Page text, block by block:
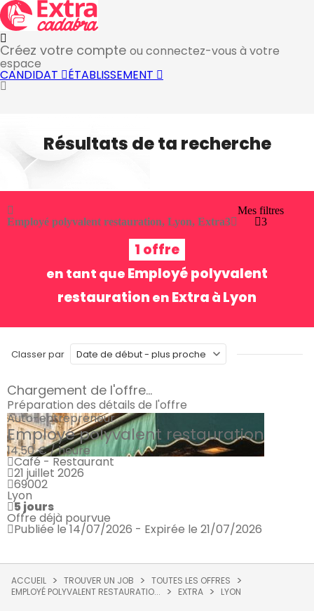
Créez votre compte ou connectez-vous à votre
espace
CANDIDAT ÉTABLISSEMENT
Résultats de ta recherche
Employé polyvalent restauration, Lyon, Extra3
Mes filtres
3
1 offre
en tant que Employé polyvalent
restauration en Extra à Lyon
Classer par
Chargement de l'offre...
Préparation des détails de l'offre
Auto-entrepreneur
Employé polyvalent restauration
14.50 € / heure
Café - Restaurant
21 juillet 2026
69002
Lyon
5 jours
Offre déjà pourvue
Publiée le 14/07/2026 - Expirée le 21/07/2026
ACCUEIL TROUVER UN JOB
TOUTES LES OFFRES
EMPLOYÉ POLYVALENT RESTAURATIO...
EXTRA LYON